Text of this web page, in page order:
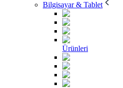
Bilgisayar & Tablet
Ürünleri